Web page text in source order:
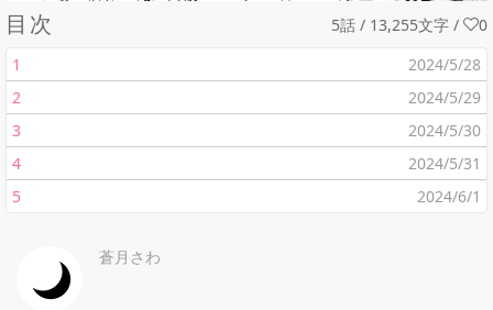
目次 5話 / 13,255文字 /
0
1
2024/5/28
2
2024/5/29
3
2024/5/30
4
2024/5/31
5
2024/6/1
蒼月さわ